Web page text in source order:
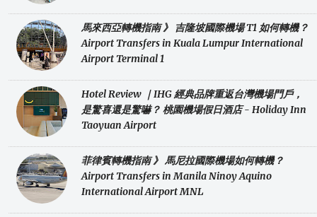
馬來西亞轉機指南 》 吉隆坡國際機場 T1 如何轉機？
Airport Transfers in Kuala Lumpur International
Airport Terminal 1
Hotel Review ｜IHG 經典品牌重返台灣機場門戶，
是驚喜還是驚嚇？ 桃園機場假日酒店 - Holiday Inn
Taoyuan Airport
菲律賓轉機指南 》 馬尼拉國際機場如何轉機？
Airport Transfers in Manila Ninoy Aquino
International Airport MNL